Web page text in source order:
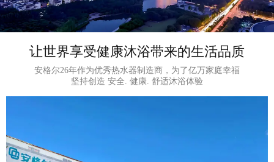
让世界享受健康沐浴带来的生活品质
安格尔26年作为优秀热水器制造商，为了亿万家庭幸福
坚持创造 安全. 健康. 舒适沐浴体验